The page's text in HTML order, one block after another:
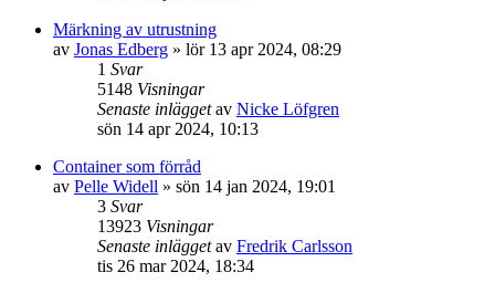
Märkning av utrustning
av Jonas Edberg » lör 13 apr 2024, 08:29
1 Svar
5148 Visningar
Senaste inläggetav Nicke Löfgren
sön 14 apr 2024, 10:13
Container som förråd
av Pelle Widell » sön 14 jan 2024, 19:01
3 Svar
13923 Visningar
Senaste inläggetav Fredrik Carlsson
tis 26 mar 2024, 18:34